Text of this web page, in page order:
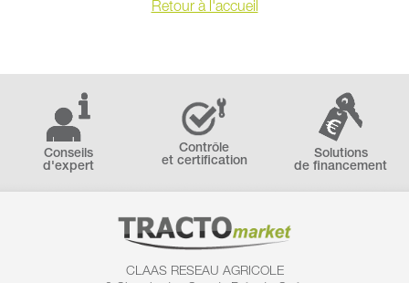
Retour à l'accueil
Conseils
d'expert
Contrôle
et certification
Solutions
de financement
CLAAS RESEAU AGRICOLE